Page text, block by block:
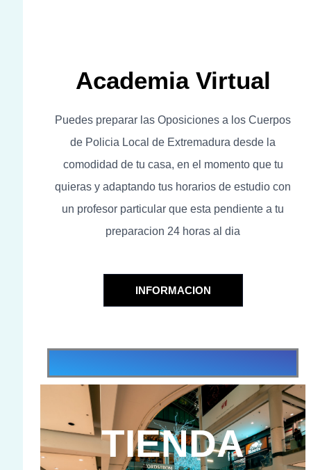
Academia Virtual
Puedes preparar las Oposiciones a los Cuerpos
de Policia Local de Extremadura desde la
comodidad de tu casa, en el momento que tu
quieras y adaptando tus horarios de estudio con
un profesor particular que esta pendiente a tu
preparacion 24 horas al dia
INFORMACION
TIENDA